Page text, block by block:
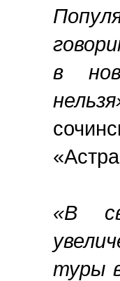
в
«В
туры